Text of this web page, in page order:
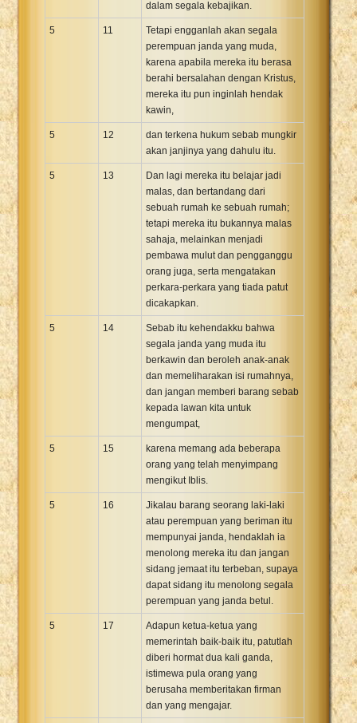
dalam segala kebajikan.
5 11
Tetapi engganlah akan segala
perempuan janda yang muda,
karena apabila mereka itu berasa
berahi bersalahan dengan Kristus,
mereka itu pun inginlah hendak
kawin,
5 12
dan terkena hukum sebab mungkir
akan janjinya yang dahulu itu.
5 13
Dan lagi mereka itu belajar jadi
malas, dan bertandang dari
sebuah rumah ke sebuah rumah;
tetapi mereka itu bukannya malas
sahaja, melainkan menjadi
pembawa mulut dan pengganggu
orang juga, serta mengatakan
perkara-perkara yang tiada patut
dicakapkan.
5 14
Sebab itu kehendakku bahwa
segala janda yang muda itu
berkawin dan beroleh anak-anak
dan memeliharakan isi rumahnya,
dan jangan memberi barang sebab
kepada lawan kita untuk
mengumpat,
5 15
karena memang ada beberapa
orang yang telah menyimpang
mengikut Iblis.
5 16
Jikalau barang seorang laki-laki
atau perempuan yang beriman itu
mempunyai janda, hendaklah ia
menolong mereka itu dan jangan
sidang jemaat itu terbeban, supaya
dapat sidang itu menolong segala
perempuan yang janda betul.
5 17
Adapun ketua-ketua yang
memerintah baik-baik itu, patutlah
diberi hormat dua kali ganda,
istimewa pula orang yang
berusaha memberitakan firman
dan yang mengajar.